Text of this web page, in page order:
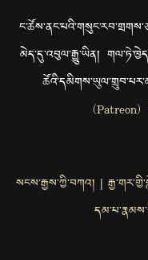
མེད་དུ་འབུལ་རྒྱུ་ཡིན།
(Patreon)
སངས་རྒྱས་ཀྱི་བཀའ། |